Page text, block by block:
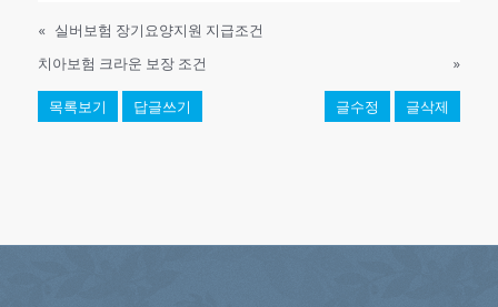
« 실버보험 장기요양지원 지급조건
치아보험 크라운 보장 조건
»
목록보기 답글쓰기 글수정 글삭제